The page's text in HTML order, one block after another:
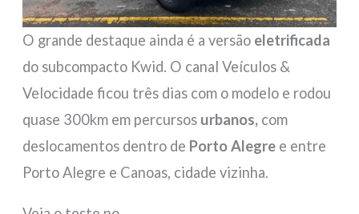
O grande destaque ainda é a versão eletrificada
do subcompacto Kwid. O canal Veículos &
Velocidade ficou três dias com o modelo e rodou
quase 300km em percursos urbanos, com
deslocamentos dentro de Porto Alegre e entre
Porto Alegre e Canoas, cidade vizinha.